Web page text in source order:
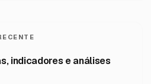
indicadores e análises